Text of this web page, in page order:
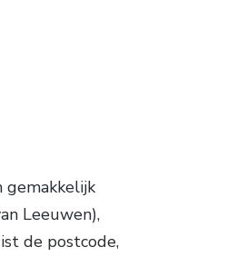
gemakkelijk
Leeuwen),
de postcode,